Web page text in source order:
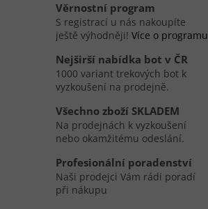
Věrnostní program
S registrací u nás nakoupíte
ještě výhodněji! Více o programu
Nejširší nabídka bot v ČR
1000 variant trekových bot k
vyzkoušení na prodejně.
Všechno zboží SKLADEM
Na prodejnách k vyzkoušení
nebo okamžitému odeslání.
Profesionální poradenství
Naši prodejci Vám rádi poradí
při nákupu